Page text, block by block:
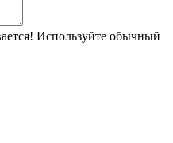
Используйте обычный